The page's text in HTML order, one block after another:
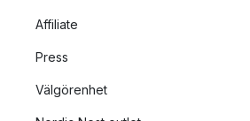
Affiliate
Press
Välgörenhet